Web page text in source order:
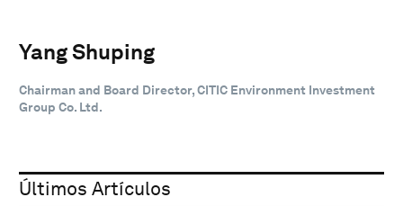
Yang Shuping
Chairman and Board Director, CITIC Environment Investment
Group Co. Ltd.
Últimos Artículos